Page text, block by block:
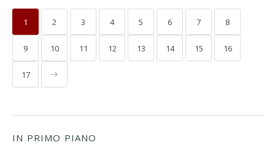
1 2 3 4 5 6 7 8
9 10 11 12 13 14 15 16
17
IN PRIMO PIANO